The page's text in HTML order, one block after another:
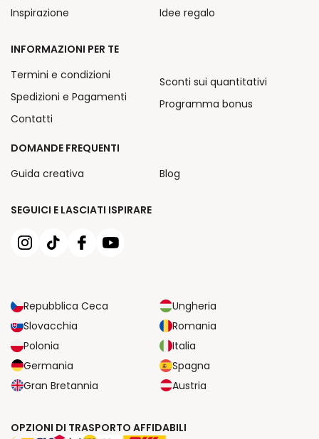
SEGUICI E LASCIATI ISPIRARE
Repubblica Ceca
Ungheria
Slovacchia
Romania
Polonia
Italia
Germania
Spagna
Gran Bretannia
Austria
Inspirazione
Idee regalo
INFORMAZIONI PER TE
Termini e condizioni
Spedizioni e Pagamenti
Contatti
Sconti sui quantitativi
Programma bonus
DOMANDE FREQUENTI
Guida creativa
Blog
OPZIONI DI TRASPORTO AFFIDABILI